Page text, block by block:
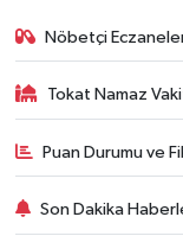
Nöbetçi
Tokat Namaz
Puan Durumu ve
Son Dakika